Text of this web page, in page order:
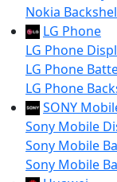
Nokia
LG Phone
LG Phone
LG Phone
LG Phone
SONY
Sony Mobile
Sony Mobile
Sony Mobile